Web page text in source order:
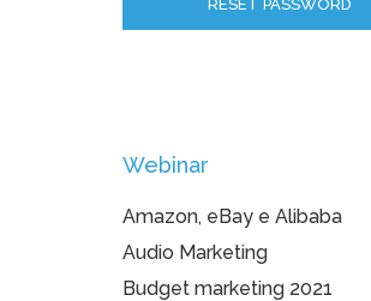
Webinar
Amazon, eBay e Alibaba
Audio Marketing
Budget marketing 2021